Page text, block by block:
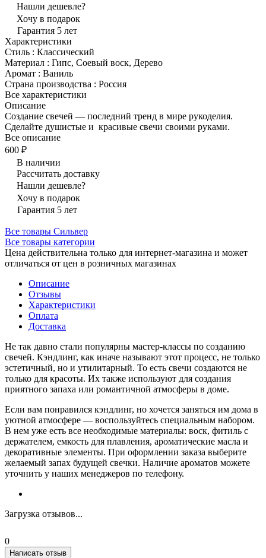
Нашли дешевле?
Хочу в подарок
Гарантия 5 лет
Характеристики
Стиль : Классический
Материал : Гипс, Соевый воск, Дерево
Аромат : Ваниль
Страна производства : Россия
Все характеристики
Описание
Создание свечей — последний тренд в мире рукоделия.
Сделайте душистые и красивые свечи своими руками.
Все описание
600 ₽
В наличии
Рассчитать доставку
Нашли дешевле?
Хочу в подарок
Гарантия 5 лет
Все товары Сильвер
Все товары категории
Цена действительна только для интернет-магазина и может
отличаться от цен в розничных магазинах
Описание
Отзывы
Характеристики
Оплата
Доставка
Не так давно стали популярны мастер-классы по созданию
свечей. Кэндлинг, как иначе называют этот процесс, не только
эстетичный, но и утилитарный. То есть свечи создаются не
только для красоты. Их также используют для создания
приятного запаха или романтичной атмосферы в доме.
Если вам понравился кэндлинг, но хочется заняться им дома в
уютной атмосфере — воспользуйтесь специальным набором.
В нем уже есть все необходимые материалы: воск, фитиль с
держателем, емкость для плавления, ароматические масла и
декоративные элементы. При оформлении заказа выберите
желаемый запах будущей свечки. Наличие ароматов можете
уточнить у наших менеджеров по телефону.
Загрузка отзывов...
0
Написать отзыв